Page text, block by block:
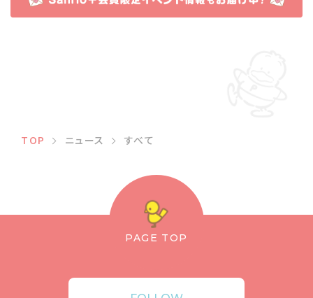
TOP ニュース すべて
PAGE TOP